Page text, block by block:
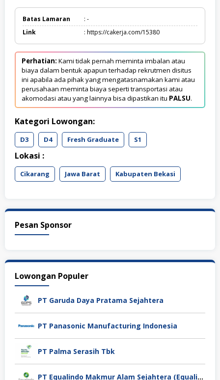
Batas Lamaran
: -
Link
: https://cakerja.com/15380
Perhatian: Kami tidak pernah meminta imbalan atau
biaya dalam bentuk apapun terhadap rekrutmen disitus
ini apabila ada pihak yang mengatasnamakan kami atau
perusahaan meminta biaya seperti transportasi atau
akomodasi atau yang lainnya bisa dipastikan itu PALSU.
Kategori Lowongan:
D3 D4 Fresh Graduate S1
Lokasi :
Cikarang Jawa Barat Kabupaten Bekasi
Pesan Sponsor
Lowongan Populer
PT Garuda Daya Pratama Sejahtera
PT Panasonic Manufacturing Indonesia
PT Palma Serasih Tbk
PT Equalindo Makmur Alam Sejahtera (Equalindo Group)